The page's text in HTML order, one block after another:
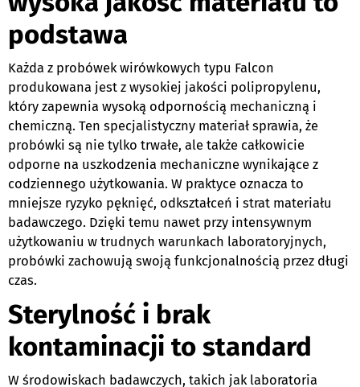
podstawa
Każda z probówek wirówkowych typu Falcon
produkowana jest z wysokiej jakości polipropylenu,
który zapewnia wysoką odpornością mechaniczną i
chemiczną. Ten specjalistyczny materiał sprawia, że
probówki są nie tylko trwałe, ale także całkowicie
odporne na uszkodzenia mechaniczne wynikające z
codziennego użytkowania. W praktyce oznacza to
mniejsze ryzyko pęknięć, odkształceń i strat materiału
badawczego. Dzięki temu nawet przy intensywnym
użytkowaniu w trudnych warunkach laboratoryjnych,
probówki zachowują swoją funkcjonalnością przez długi
czas.
Sterylność i brak
kontaminacji to standard
W środowiskach badawczych, takich jak laboratoria